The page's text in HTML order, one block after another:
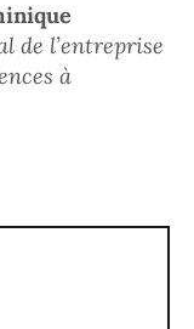
de l’entreprise
à